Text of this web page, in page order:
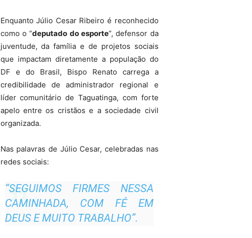
Enquanto Júlio Cesar Ribeiro é reconhecido
como o “deputado do esporte”, defensor da
juventude, da família e de projetos sociais
que impactam diretamente a população do
DF e do Brasil, Bispo Renato carrega a
credibilidade de administrador regional e
líder comunitário de Taguatinga, com forte
apelo entre os cristãos e a sociedade civil
organizada.
Nas palavras de Júlio Cesar, celebradas nas
redes sociais:
“SEGUIMOS FIRMES NESSA
CAMINHADA, COM FÉ EM
DEUS E MUITO TRABALHO”.